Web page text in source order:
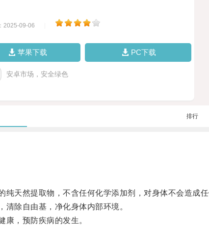
2025-09-06
苹果下载 PC下载
安卓市场，安全绿色
排行
天然提取物，不含任何化学添加剂，对身体不会造成任
除自由基，净化身体内部环境。
，预防疾病的发生。